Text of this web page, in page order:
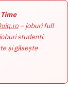
– joburi full
studenți.
și găsește